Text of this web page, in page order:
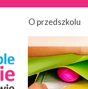
O przedszkolu